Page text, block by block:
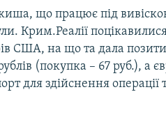
що працює під
Крим.Реалії
США, на що та дала
(покупка – 67 руб.), а
для здійснення операції